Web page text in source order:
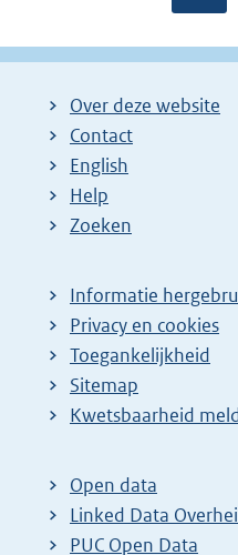
r
g
e
p
a
i
n
a
z
o
k
r
g
n
Over deze website
Contact
English
Help
Zoeken
Informatie
Privacy en cookies
Toegankelijkheid
Sitemap
E
t
e
r
Kwetsbaarheid
Open data
Linked Data
PUC Open Data